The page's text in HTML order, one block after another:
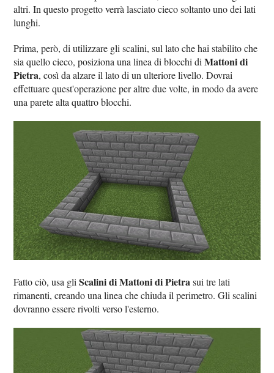
altri. In questo progetto verrà lasciato cieco soltanto uno dei lati
lunghi.
Prima, però, di utilizzare gli scalini, sul lato che hai stabilito che
sia quello cieco, posiziona una linea di blocchi diMattoni di
Pietra, così da alzare il lato di un ulteriore livello. Dovrai
effettuare quest'operazione per altre due volte, in modo da avere
una parete alta quattro blocchi.
Fatto ciò, usa gliScalini di Mattoni di Pietrasui tre lati
rimanenti, creando una linea che chiuda il perimetro. Gli scalini
dovranno essere rivolti verso l'esterno.